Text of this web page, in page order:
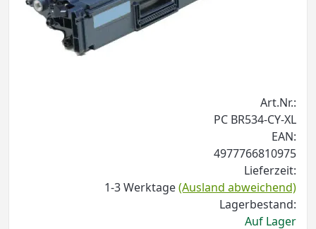
Art.Nr.:
PC BR534-CY-XL
EAN:
4977766810975
Lieferzeit:
1-3 Werktage(Ausland abweichend)
Lagerbestand:
Auf Lager